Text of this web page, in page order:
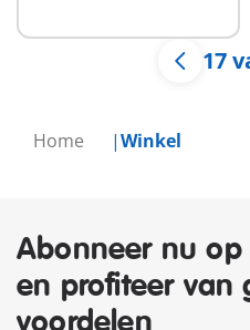
Home Winkel
17
Abonneer nu
en profiteer van